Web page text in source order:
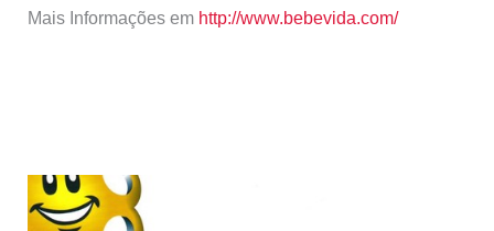
Mais Informações em http://www.bebevida.com/